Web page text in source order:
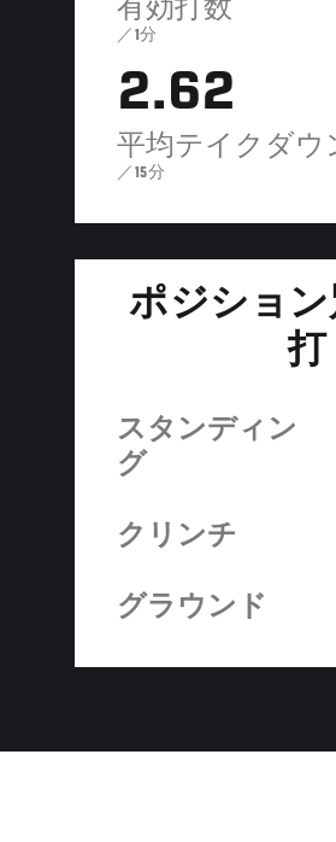
有効打数
／1分
2.62
平均テイクダウ
／15分
ポジショ
打
スタンディン
グ
クリンチ
グラウンド